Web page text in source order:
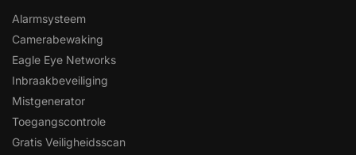
Alarmsysteem
Camerabewaking
Eagle Eye Networks
Inbraakbeveiliging
Mistgenerator
Toegangscontrole
Gratis Veiligheidsscan